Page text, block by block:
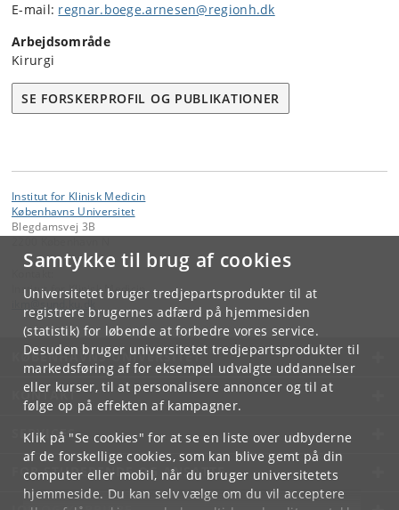
Samtykke til brug af cookies
Universitetet bruger tredjepartsprodukter til at
registrere brugernes adfærd på hjemmesiden
(statistik) for løbende at forbedre vores service.
Desuden bruger universitetet tredjepartsprodukter til
markedsføring af for eksempel udvalgte uddannelser
eller kurser, til at personalisere annoncer og til at
følge op på effekten af kampagner.
Klik på "Se cookies" for at se en liste over udbyderne
af de forskellige cookies, som kan blive gemt på din
computer eller mobil, når du bruger universitetets
hjemmeside. Du kan selv vælge om du vil acceptere
E-mail: regnar.boege.arnesen@regionh.dk
Arbejdsområde
Kirurgi
SE FORSKERPROFIL OG PUBLIKATIONER
Institut for Klinisk Medicin
Københavns Universitet
Blegdamsvej 3B
Institut for Klinisk Medicin
KØBENHAVNS UNIVERSITET
KONTAKT
SERVICES
FOR STUDERENDE OG ANSATTE